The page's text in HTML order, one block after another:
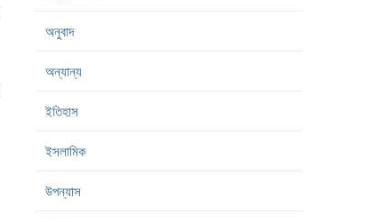
অনুবাদ
অন্যান্য
ইতিহাস
ইসলামিক
উপন্যাস